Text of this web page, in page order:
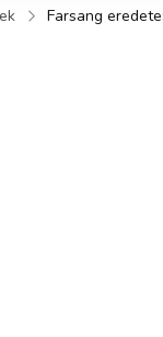
Farsang